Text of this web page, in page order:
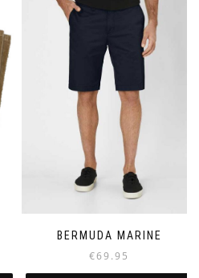
BERMUDA MARINE
€69.95